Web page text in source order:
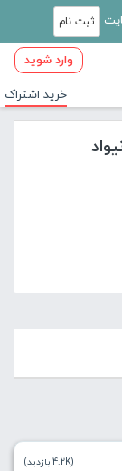
ثبت نام
وارد شوید
خرید اشتراک
(4.2K بازدید)